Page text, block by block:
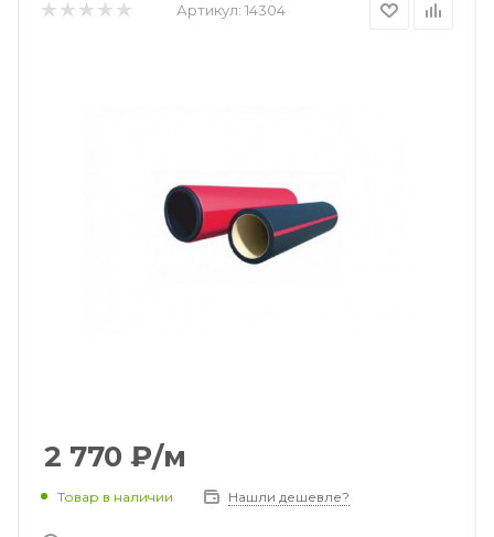
Артикул: 14304
2 770 ₽/м
Товар в наличии Нашли дешевле?